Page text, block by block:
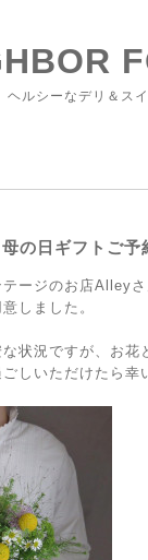
ヘルシーなデリ＆ス
日ギフトご予
ージのお店Alley
しました。
状況ですが、お花
しいただけたら幸